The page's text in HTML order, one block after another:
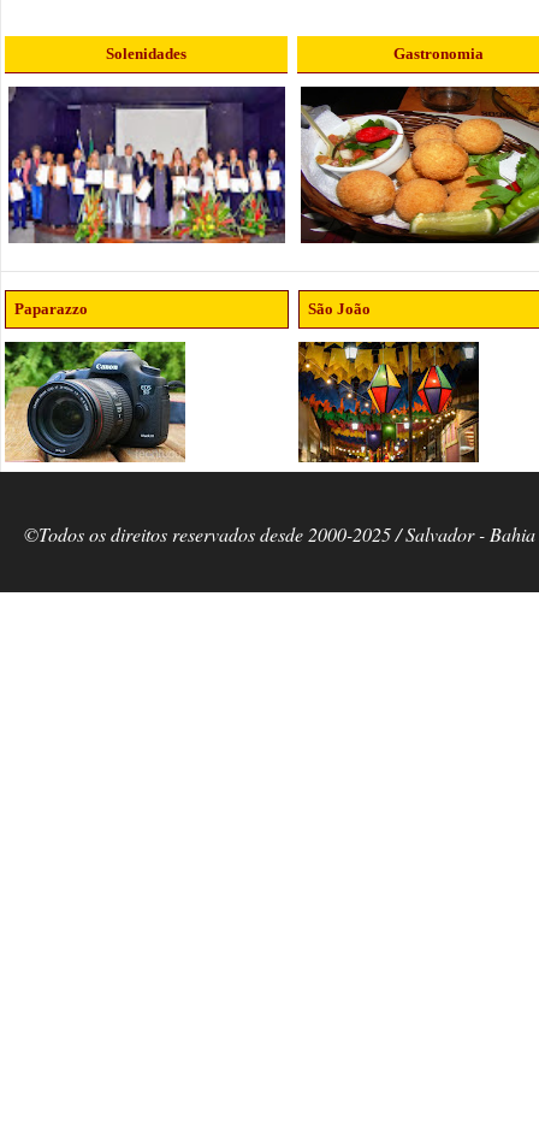
Solenidades Gastronomia
Paparazzo São João
©Todos os direitos reservados desde 2000-2025 / Salvador -